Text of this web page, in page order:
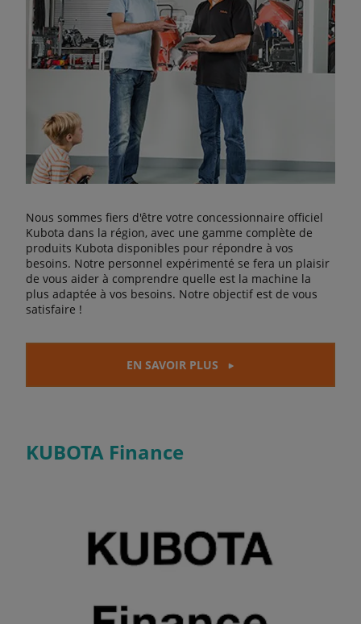
Nous sommes fiers d'être votre concessionnaire officiel
Kubota dans la région, avec une gamme complète de
produits Kubota disponibles pour répondre à vos
besoins. Notre personnel expérimenté se fera un plaisir
de vous aider à comprendre quelle est la machine la
plus adaptée à vos besoins. Notre objectif est de vous
satisfaire !
EN SAVOIR PLUS
KUBOTA Finance